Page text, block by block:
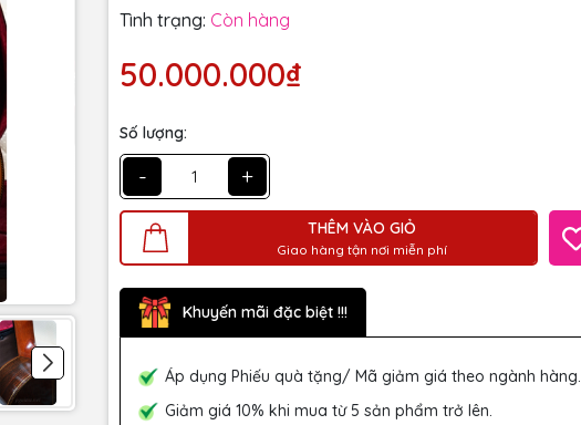
Tình trạng: Còn hàng
50.000.000₫
Số lượng:
- +
THÊM VÀO GIỎ
Giao hàng tận nơi miễn phí
Khuyến mãi đặc biệt !!!
Áp dụng Phiếu quà tặng/ Mã giảm giá theo ngành hàng.
Giảm giá 10% khi mua từ 5 sản phẩm trở lên.